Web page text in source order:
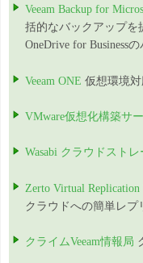
Veeam Backup for
括的なバックアップを
OneDrive for Business
Veeam ONE 仮想環境
VMware仮想化構築サ
Wasabi クラウドストレ
Zerto Virtual Replication
クラウドへの簡単レプ
クライムVeeam情報局